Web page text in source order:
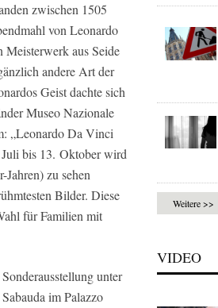
zwischen 1505
von Leonardo
Meisterwerk aus Seide
andere Art der
Geist dachte sich
Museo Nazionale
„Leonardo Da Vinci
bis 13. Oktober wird
zu sehen
Bilder. Diese
für Familien mit
unter
im Palazzo
Weitere >>
VIDEO